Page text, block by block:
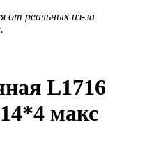
от реальных из-за
L1716
макс